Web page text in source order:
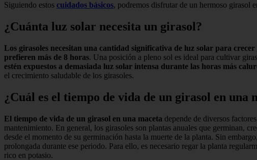
Siguiendo estos cuidados básicos, podremos disfrutar de un hermoso girasol
¿Cuánta luz solar necesita un girasol?
Los girasoles necesitan una cantidad significativa de luz solar para
prefieren más de 8 horas. Una posición a pleno sol es ideal para cultivar
estén expuestos a demasiada luz solar intensa durante las horas más
el crecimiento saludable de los girasoles.
¿Cuál es el tiempo de vida de un girasol en una
El tiempo de vida de un girasol en una maceta depende de diversos
mantenimiento. En general, los girasoles son plantas anuales que germinan,
desde el momento de su germinación hasta la muerte de la planta. Sin
prolongada durante ese periodo. Para ello, es necesario regar la planta
rico en potasio.